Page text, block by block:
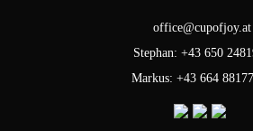
office@cupofjoy.at
Stephan: +43 650
Markus: +43 664